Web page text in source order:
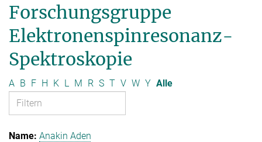
Forschungsgruppe
Elektronenspinresonanz-
Spektroskopie
A B F H K L M R S T V W Y Alle
Anakin Aden